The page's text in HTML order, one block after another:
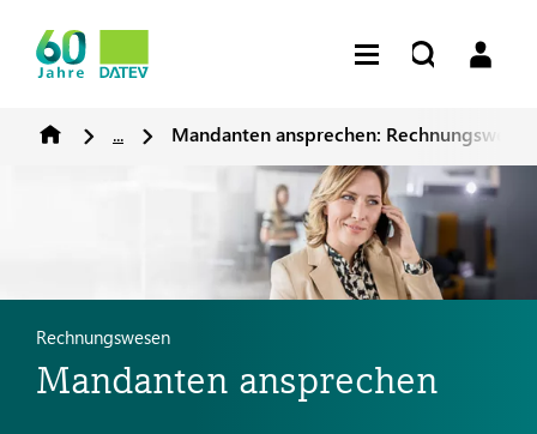
... Mandanten ansprechen: Rechnungswesen
Rechnungswesen
Mandanten ansprechen